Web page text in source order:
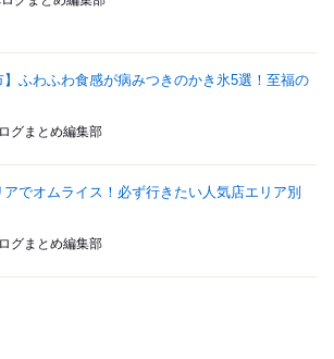
】ふわふわ食感が病みつきのかき氷5選！至福の
グまとめ編集部
アでオムライス！必ず行きたい人気店エリア別
グまとめ編集部